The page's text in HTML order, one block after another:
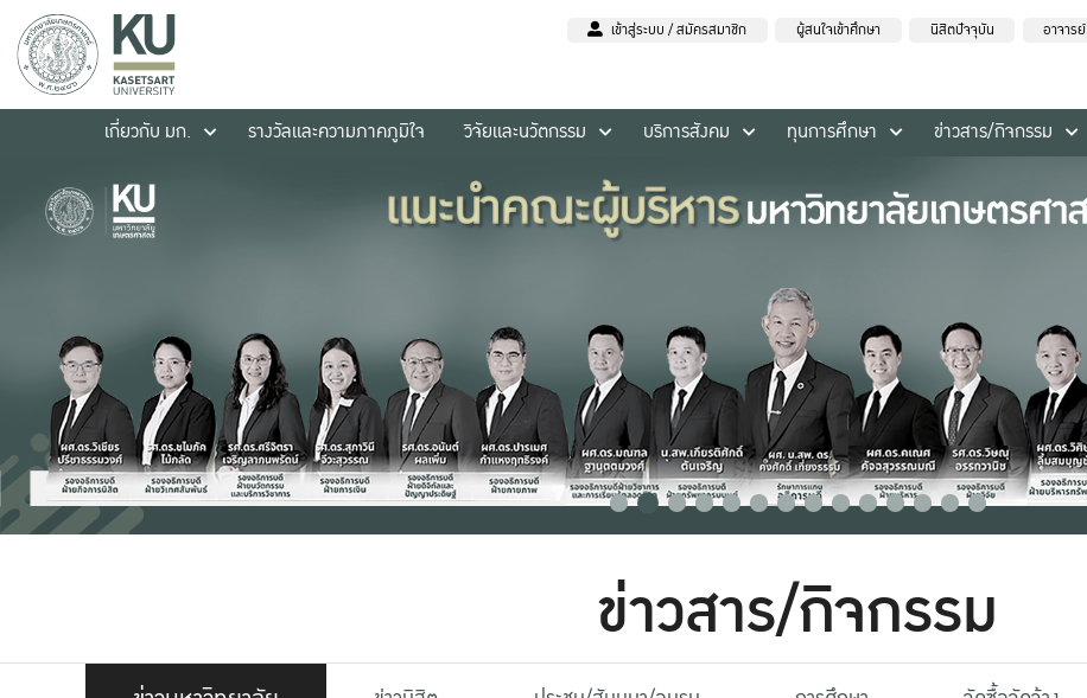
เข้าสู่ระบบ / สมัครสมาชิก ผู้สนใจเข้าศึกษา นิสิตปัจจุบัน อาจารย์
เกี่ยวกับ มก.
รางวัลและความภาคภูมิใจ วิจัยและนวัตกรรม บริการสังคม ทุนการศึกษา ข่าวสาร/กิจกรรม
ข่าวสาร/กิจกรรม